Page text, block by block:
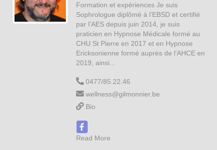
Formation et expériences Je suis
Sophrologue diplômé à l’EBSD et certifié
par l’AES depuis juin 2014, je suis
praticien en Hypnose Médicale formé au
CHU St Pierre en 2017 et en Hypnose
Ericksonienne formé auprès de l’AHCE en
2019, ainsi...
0477/85.22.46
wellness@gilmonnier.be
Bio
Read More